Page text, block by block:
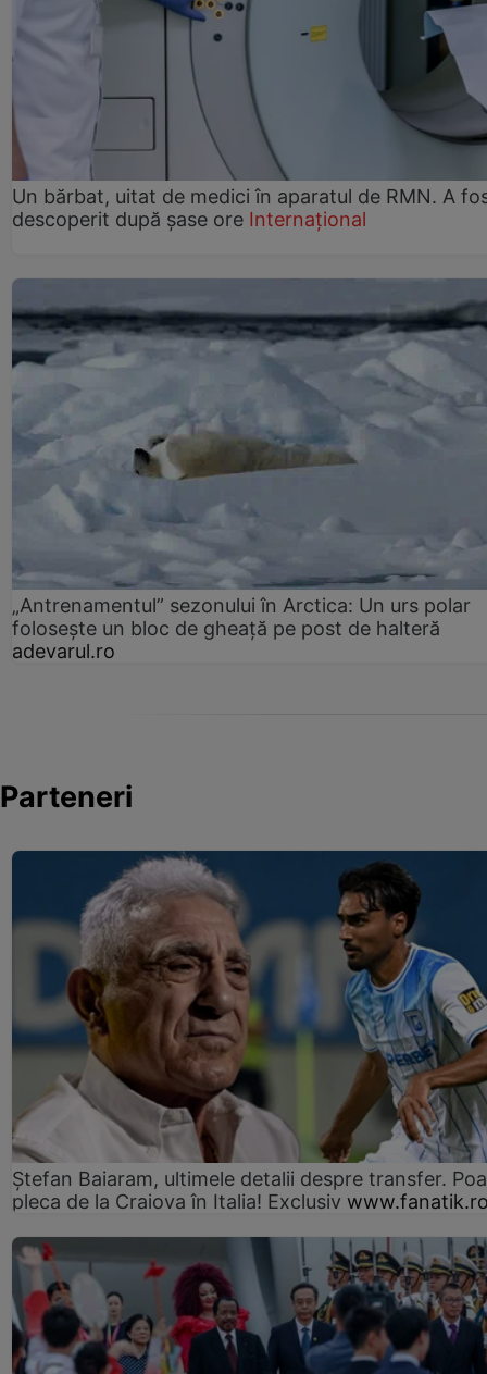
Un bărbat, uitat de medici în aparatul de RMN. A
descoperit după șase ore Internațional
„Antrenamentul” sezonului în Arctica: Un urs polar
folosește un bloc de gheață pe post de halteră
adevarul.ro
Parteneri
Ștefan Baiaram, ultimele detalii despre transfer.
pleca de la Craiova în Italia! Exclusiv